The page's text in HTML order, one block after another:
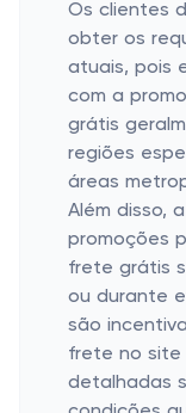
Os clientes
obter os
atuais, pois
com a
grátis
regiões
áreas
Além disso,
promoções
frete grátis
ou durante
são
frete no site
detalhadas